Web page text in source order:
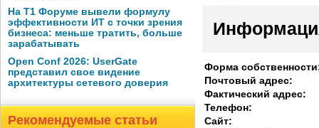
На Т1 Форуме вывели формулу
эффективности ИТ с точки зрения
бизнеса: меньше тратить, больше
зарабатывать
Open Conf 2026: UserGate
представил свое видение
архитектуры сетевого доверия
Рекомендуемые статьи
Форма
Почтовый адрес:
Фактический адрес:
Телефон:
Сайт: